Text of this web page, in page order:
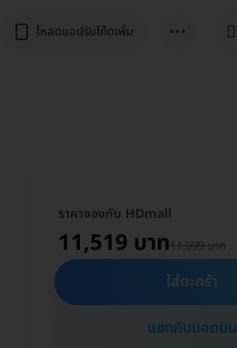
โหลดแอปรับโค้ดเพิ่ม ⋯
ราคาจองกับ HDmall
11,519 บาท11,999 บาท
ใส่ตะกร้า
แชทกับแอดมิน